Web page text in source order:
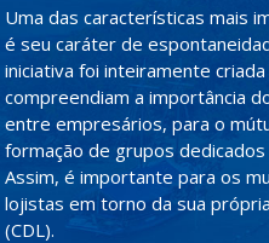
Uma das características mais
é seu caráter de
iniciativa foi inteiramente
compreendiam a importância
entre empresários, para o
formação de grupos
Assim, é importante para os
lojistas em torno da sua
(CDL).